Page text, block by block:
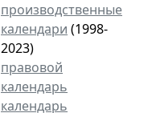
производственные
календари (1998-
2023)
правовой
календарь
календарь